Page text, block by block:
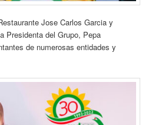
Jose Carlos Garcia y
Presidenta del Grupo, Pepa
de numerosas entidades y